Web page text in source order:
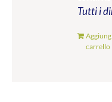
Tutti i
carrello